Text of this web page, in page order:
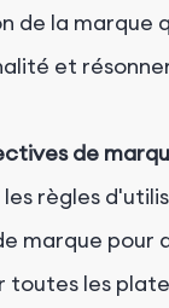
de la marque
et
de
règles
marque pour
toutes les